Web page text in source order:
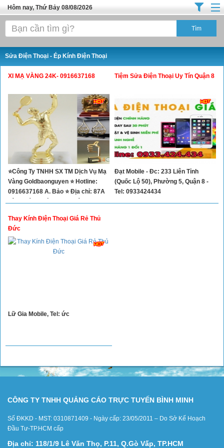
Hôm nay, Thứ Bảy 08/08/2026
Trang chủ
Tuyển Sinh Đào Tạo
Ô Tô Xe Máy
Đồ Dùng Nội Ngoại Thất
Điện Tử Điện Máy
Thời Trang
Việc Làm
Dịch Vụ
Xây Dựng
Tổng Hợp
Sửa Điện Thoại - Ép Kính Điện Thoại
XI MẠ VÀNG 24K- 0916637168
⭐Công Ty TNHH SX TM Dịch Vụ Mạ
Vàng Goldbaonguyen ⭐ Hotline:
0916637168 A. Bảo ⭐ Địa chỉ: 87A
Tân Hoá, Phường 14, Quận 6
Tiệm Sửa Điện Thoại Uy Tín Quận 8
Đạt Mobile - Đc: 233 Liên Tỉnh
(Quốc Lộ 50), Phường 5, Quận 8 -
Tel: 0933424434
Thay Kính Điện Thoại Giá Rẻ Thủ
Đức
Lữ Gia Mobile, Tel: ức
CÔNG TY TNHH QUẢNG CÁO TRỰC TUYẾN BÌNH MINH
Số ĐKKD - MST: 0310871409 - Ngày cấp: 23/05/2011 – Do Sở Kế Hoạch
Đầu Tư-TP.HCM cấp
Địa chỉ: 118/1/9 Lê Văn Thọ, P.11, Q.Gò Vấp, TP.HCM